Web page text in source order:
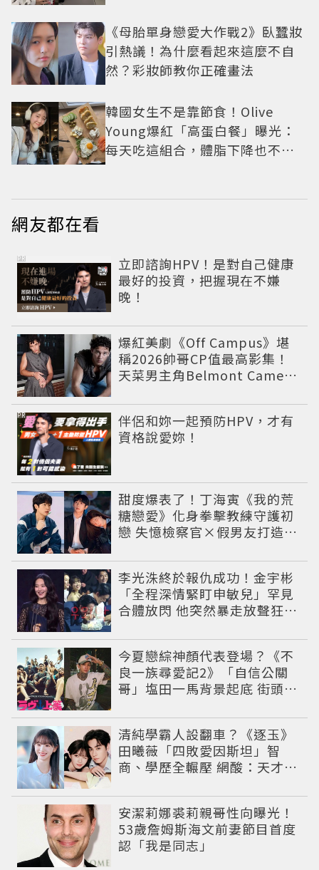
《母胎單身戀愛大作戰2》臥蠶妝
引熱議！為什麼看起來這麼不自
然？彩妝師教你正確畫法
韓國女生不是靠節食！Olive
Young爆紅「高蛋白餐」曝光：
每天吃這組合，體脂下降也不怕
網友都在看
立即諮詢HPV！是對自己健康
最好的投資，把握現在不嫌
晚！
PR
爆紅美劇《Off Campus》堪
稱2026帥哥CP值最高影集！
天菜男主角Belmont Cameli
滿費洛蒙
伴侶和妳一起預防HPV，才有
資格說愛妳！
PR
甜度爆表了！丁海寅《我的荒
糖戀愛》化身拳擊教練守護初
戀 失憶檢察官×假男友打造今
李光洙終於報仇成功！金宇彬
「全程深情緊盯申敏兒」罕見
合體放閃 他突然暴走放聲狂吼
今夏戀綜神顏代表登場？《不
良一族尋愛記2》「自信公關
哥」塩田一馬背景起底 街頭辣
清純學霸人設翻車？《逐玉》
田曦薇「四敗愛因斯坦」智
商、學歷全輾壓 網酸：天才全
安潔莉娜裘莉親哥性向曝光！
53歲詹姆斯海文前妻節目首度
認「我是同志」